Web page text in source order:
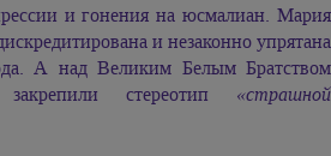
и гонения на юсмалиан. Мария
и незаконно упрятана
А над Великим Белым Братством
стереотип «страшной